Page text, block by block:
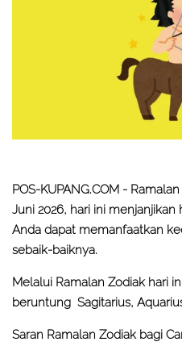
POS-KUPANG.COM -
Juni 2026, hari ini
Anda dapat memanfaatkan
sebaik-baiknya.
Melalui Ramalan Zodiak hari
beruntung Sagitarius,
Saran Ramalan Zodiak bagi